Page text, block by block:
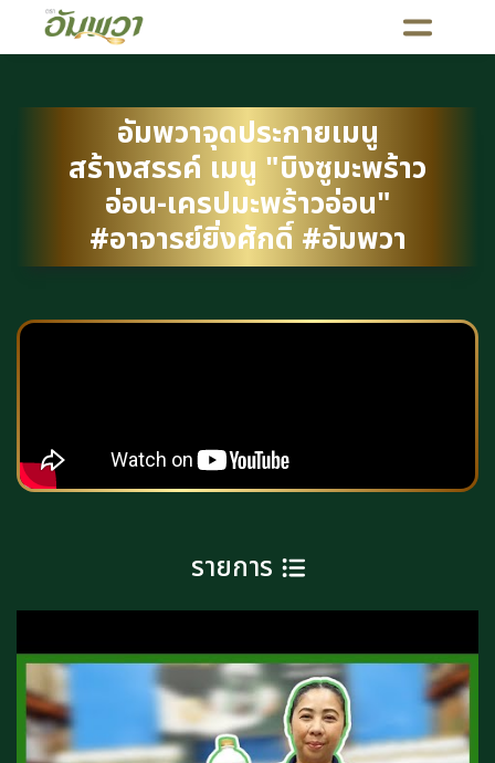
อัมพวาจุดประกายเมนู
สร้างสรรค์ เมนู "บิงซูมะพร้าว
อ่อน-เครปมะพร้าวอ่อน"
#อาจารย์ยิ่งศักดิ์ #อัมพวา
รายการ